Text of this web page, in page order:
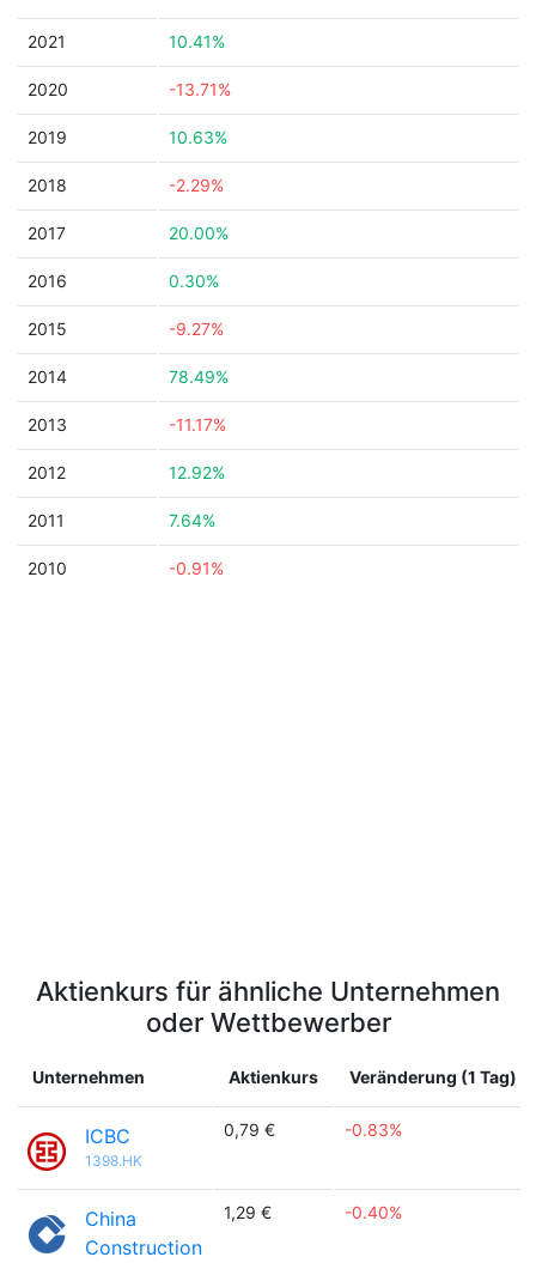
2021 10.41%
2020 -13.71%
2019 10.63%
2018 -2.29%
2017 20.00%
2016 0.30%
2015 -9.27%
2014 78.49%
2013 -11.17%
2012 12.92%
2011 7.64%
2010 -0.91%
Aktienkurs für ähnliche Unternehmen
oder Wettbewerber
Unternehmen Aktienkurs Veränderung (1 Tag) %
ICBC
1398.HK
0,79 € -0.83%
China
Construction
1,29 € -0.40%